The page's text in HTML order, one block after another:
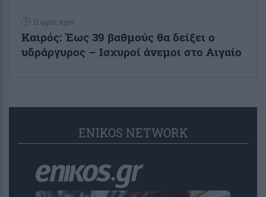
11 ώρες πριν
Καιρός: Έως 39 βαθμούς θα δείξει ο
υδράργυρος – Ισχυροί άνεμοι στο Αιγαίο
ENIKOS NETWORK